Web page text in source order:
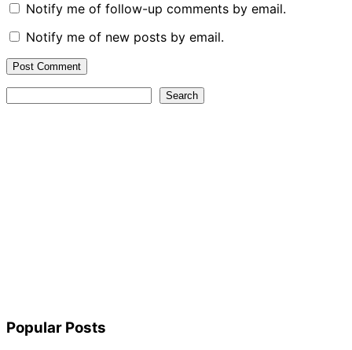
Notify me of follow-up comments by email.
Notify me of new posts by email.
Search
Popular Posts